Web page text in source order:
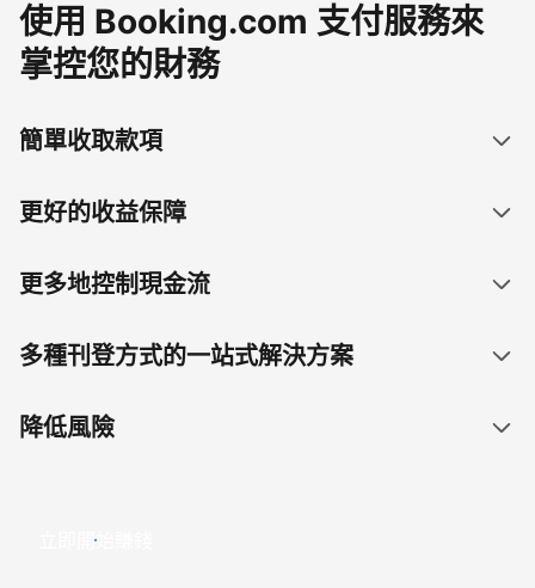
使用 Booking.com 支付服務來
掌控您的財務
簡單收取款項
更好的收益保障
更多地控制現金流
多種刊登方式的一站式解決方案
降低風險
立即開始賺錢